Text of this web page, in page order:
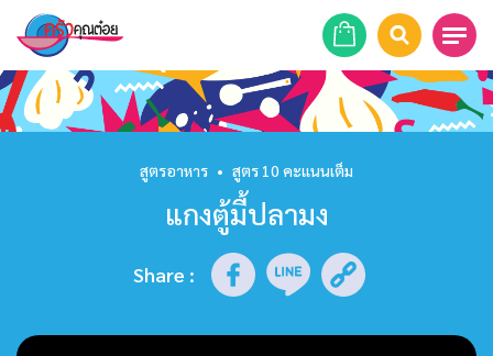
หน้าแรก
รายการย้อนหลัง
สูตรอาหาร • สูตร 10 คะแนนเต็ม
แกงตู้มี้ปลามง
Share :